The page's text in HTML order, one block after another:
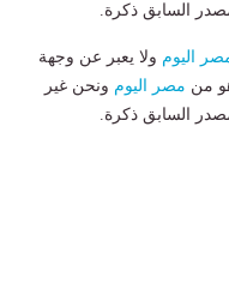
السابق ذكرة.
اليوم ولا يعبر عن وجهة
من مصر اليوم ونحن غير
السابق ذكرة.